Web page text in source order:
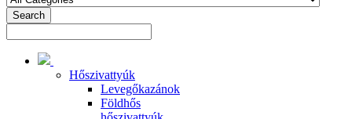
Search
Hőszivattyúk
Levegőkazánok
Földhős